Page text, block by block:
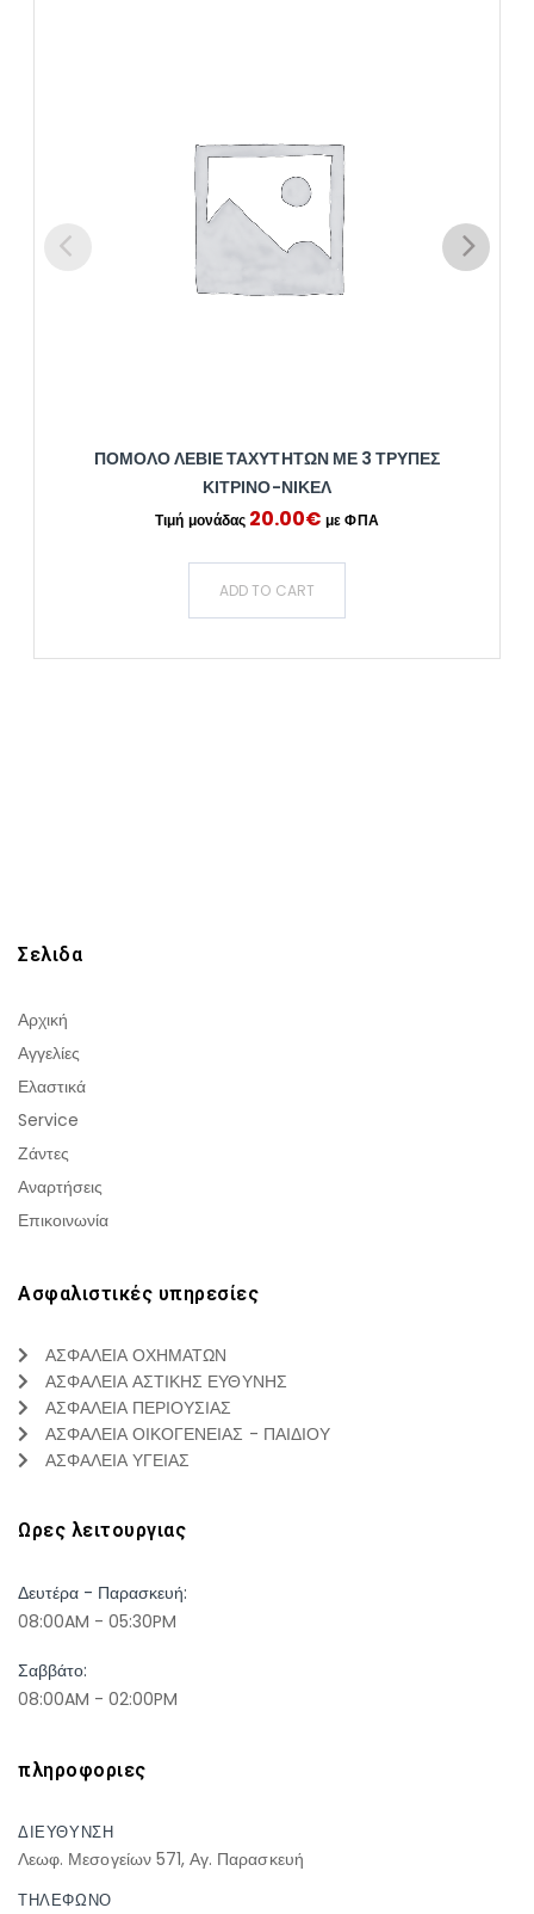
ΠΌΜΟΛΟ ΛΕΒΙΈ ΤΑΧΥΤΉΤΩΝ ΜΕ 3 ΤΡΎΠΕΣ
ΚΊΤΡΙΝΟ-ΝΊΚΕΛ
20.00€
ADD TO CART
Σελιδα
Αρχική
Αγγελίες
Ελαστικά
Service
Ζάντες
Αναρτήσεις
Επικοινωνία
Ασφαλιστικές υπηρεσίες
ΑΣΦΑΛΕΙΑ ΟΧΗΜΑΤΩΝ
ΑΣΦΑΛΕΙΑ ΑΣΤΙΚΗΣ ΕΥΘΥΝΗΣ
ΑΣΦΑΛΕΙΑ ΠΕΡΙΟΥΣΙΑΣ
ΑΣΦΑΛΕΙΑ ΟΙΚΟΓΕΝΕΙΑΣ - ΠΑΙΔΙΟΥ
ΑΣΦΑΛΕΙΑ ΥΓΕΙΑΣ
Ωρες λειτουργιας
Δευτέρα - Παρασκευή:
08:00AM - 05:30PM
Σαββάτο:
08:00AM - 02:00PM
πληροφοριες
ΔΙΕΥΘΥΝΣΗ
Λεωφ. Μεσογείων 571, Αγ. Παρασκευή
ΤΗΛΕΦΩΝΟ